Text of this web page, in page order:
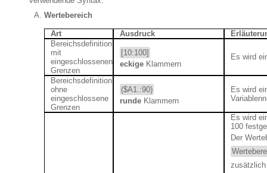
Wertebereich
Art Ausdruck
Bereichsdefinition
mit
eingeschlossenen
Grenzen
[10:100]
eckige Klammern
Es wird
Bereichsdefinition
ohne
eingeschlossene
Grenzen
($A1.:90)
runde Klammern
Es wird
Es wird
100
Der